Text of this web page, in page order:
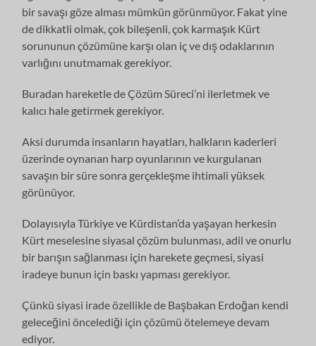
bir savaşı göze alması mümkün görünmüyor. Fakat yine
de dikkatli olmak, çok bileşenli, çok karmaşık Kürt
sorununun çözümüne karşı olan iç ve dış odaklarının
varlığını unutmamak gerekiyor.
Buradan hareketle de Çözüm Süreci’ni ilerletmek ve
kalıcı hale getirmek gerekiyor.
Aksi durumda insanların hayatları, halkların kaderleri
üzerinde oynanan harp oyunlarının ve kurgulanan
savaşın bir süre sonra gerçekleşme ihtimali yüksek
görünüyor.
Dolayısıyla Türkiye ve Kürdistan’da yaşayan herkesin
Kürt meselesine siyasal çözüm bulunması, adil ve onurlu
bir barışın sağlanması için harekete geçmesi, siyasi
iradeye bunun için baskı yapması gerekiyor.
Çünkü siyasi irade özellikle de Başbakan Erdoğan kendi
geleceğini öncelediği için çözümü ötelemeye devam
ediyor.